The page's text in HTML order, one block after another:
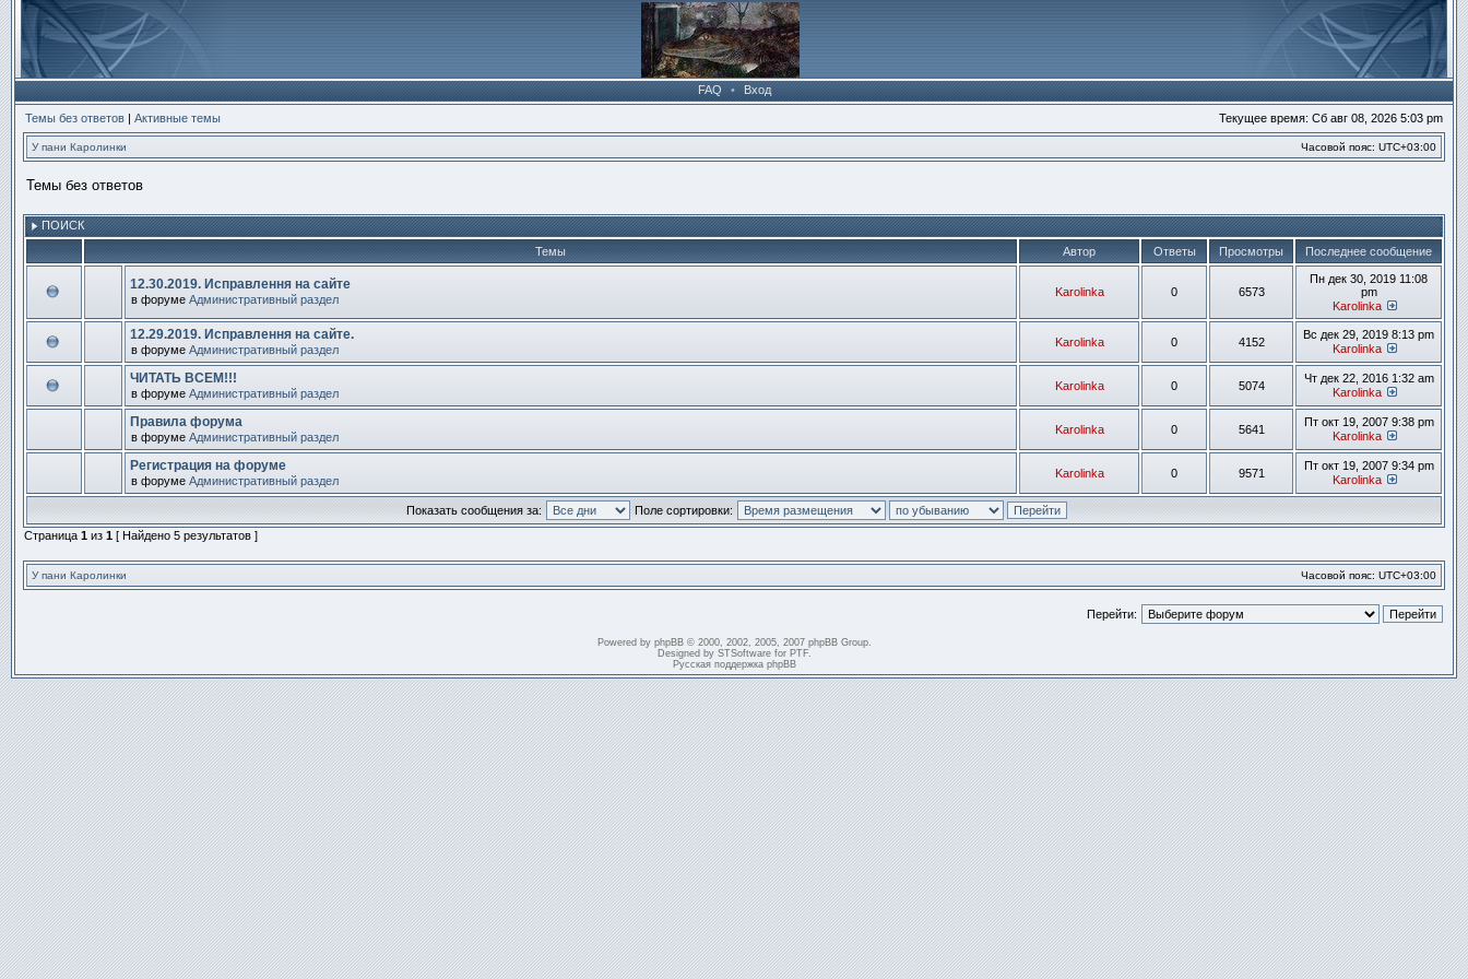
FAQ • Вход
Темы без ответов | Активные темы Текущее время: Сб авг 08, 2026 5:03 pm
У пани Каролинки Часовой пояс: UTC+03:00
Темы без ответов
ПОИСК
Темы
Автор Ответы Просмотры Последнее сообщение
этой
непрочитанных
12.30.2019. Исправлення на сайте
в форуме Административный раздел
Karolinka 0 6573
Пн дек 30, 2019 11:08
pm
Karolinka
Перейти
к
этой
новых
непрочитанных
12.29.2019. Исправлення на сайте.
в форуме Административный раздел
Karolinka 0 4152
Вс дек 29, 2019 8:13 pm
Karolinka
Перейти
к
этой
новых
непрочитанных
ЧИТАТЬ ВСЕМ!!!
в форуме Административный раздел
Karolinka 0 5074
Чт дек 22, 2016 1:32 am
Karolinka
Перейти
к
этой
новых
Правила форума
в форуме Административный раздел
Karolinka 0 5641
Пт окт 19, 2007 9:38 pm
Karolinka
Перейти
к
этой
нет
новых
сообщений.
Регистрация на форуме
в форуме Административный раздел
Karolinka 0 9571
Пт окт 19, 2007 9:34 pm
Karolinka
Перейти
сообщению
Показать сообщения за:
Поле сортировки:
Страница 1 из 1 [ Найдено 5 результатов ]
У пани Каролинки Часовой пояс: UTC+03:00
Перейти:
Powered by phpBB© 2000, 2002, 2005, 2007 phpBB Group.
Designed by STSoftwarefor PTF.
Русская поддержка phpBB